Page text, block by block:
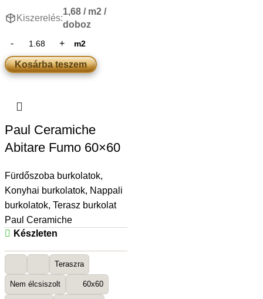
Kiszerelés:
1,68 / m2 /
doboz
m2
Kosárba teszem
Paul Ceramiche
Abitare Fumo 60×60
Fürdőszoba burkolatok,
Konyhai burkolatok, Nappali
burkolatok, Terasz burkolat
Paul Ceramiche
Készleten
Teraszra
Nem élcsiszolt 60x60